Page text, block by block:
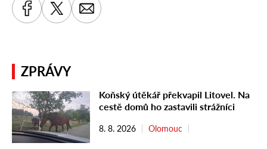
ZPRÁVY
Koňský útěkář překvapil Litovel. Na
cestě domů ho zastavili strážníci
8. 8. 2026 Olomouc